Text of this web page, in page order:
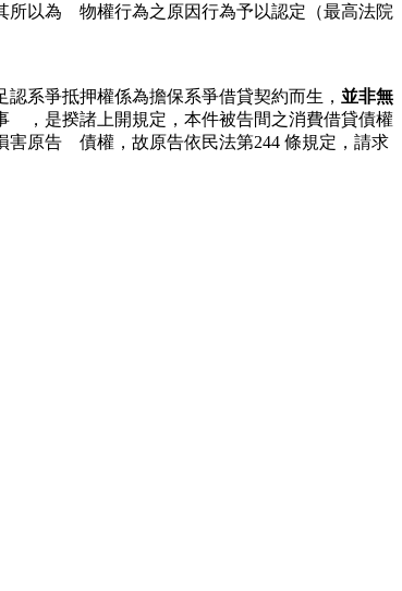
以為 物權行為之原因行為予以認定（最高法院
系爭抵押權係為擔保系爭借貸契約而生， 並非無
，是揆諸上開規定，本件被告間之消費借貸債權
原告 債權，故原告依民法第244 條規定，請求